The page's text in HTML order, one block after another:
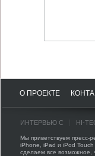
О ПРОЕКТЕ
ИНТЕРВЬЮ С HI-
Мы приветствуем пресс-
iPhone, iPad и iPod
сделаем все возможное,